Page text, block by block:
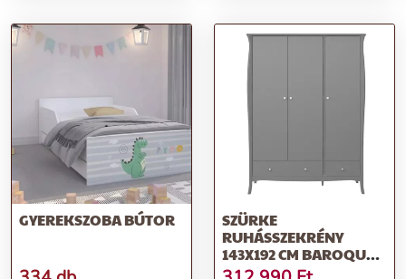
GYEREKSZOBA BÚTOR
SZÜRKE
RUHÁSSZEKRÉNY
143X192 CM BAROQUE -
TVILUM